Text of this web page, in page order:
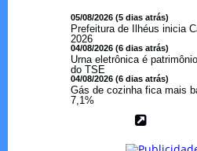
05/08/2026 (5 dias atrás)
Prefeitura de Ilhéus inicia
2026
04/08/2026 (6 dias atrás)
Urna eletrônica é
do TSE
04/08/2026 (6 dias atrás)
Gás de cozinha fica mais
7,1%